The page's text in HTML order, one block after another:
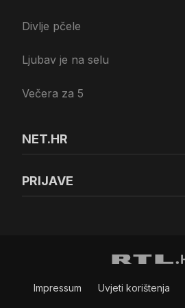
Divlje pčele
Ljubav je na selu
Večera za 5
NET.HR
PRIJAVE
Impressum Uvjeti korištenja